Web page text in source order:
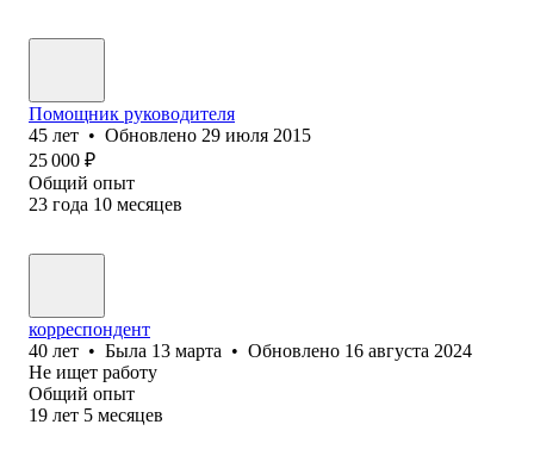
Помощник руководителя
45 лет • Обновлено 29 июля 2015
25 000 ₽
Общий опыт
23 года 10 месяцев
корреспондент
40 лет • Была 13 марта • Обновлено 16 августа 2024
Не ищет работу
Общий опыт
19 лет 5 месяцев